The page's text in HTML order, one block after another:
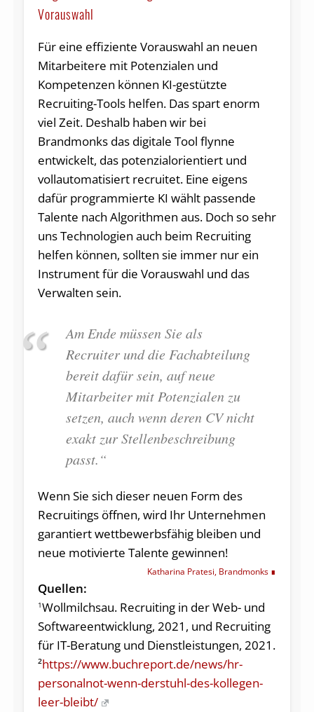
Vorauswahl
Für eine effiziente Vorauswahl an neuen
Mitarbeitere mit Potenzialen und
Kompetenzen können KI-gestützte
Recruiting-Tools helfen. Das spart enorm
viel Zeit. Deshalb haben wir bei
Brandmonks das digitale Tool flynne
entwickelt, das potenzialorientiert und
vollautomatisiert recruitet. Eine eigens
dafür programmierte KI wählt passende
Talente nach Algorithmen aus. Doch so sehr
uns Technologien auch beim Recruiting
helfen können, sollten sie immer nur ein
Instrument für die Vorauswahl und das
Verwalten sein.
Am Ende müssen Sie als
Recruiter und die Fachabteilung
bereit dafür sein, auf neue
Mitarbeiter mit Potenzialen zu
setzen, auch wenn deren CV nicht
exakt zur Stellenbeschreibung
passt.“
Wenn Sie sich dieser neuen Form des
Recruitings öffnen, wird Ihr Unternehmen
garantiert wettbewerbsfähig bleiben und
neue motivierte Talente gewinnen!
Katharina Pratesi, Brandmonks
Quellen:
1Wollmilchsau. Recruiting in der Web- und
Softwareentwicklung, 2021, und Recruiting
für IT-Beratung und Dienstleistungen, 2021.
²https://www.buchreport.de/news/hr-
personalnot-wenn-derstuhl-des-kollegen-
leer-bleibt/